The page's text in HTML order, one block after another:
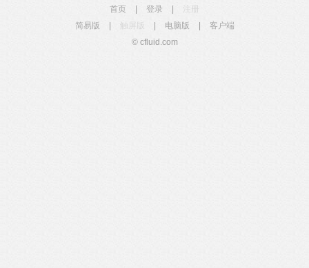
首页 登录
简易版
触屏版 电脑版
客户端
© cfluid.com